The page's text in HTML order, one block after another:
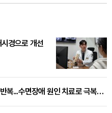
경으로 개선
불면증과 어지럼증·이명 증상까지 반복...수면장애 원인 치료로 극복해야